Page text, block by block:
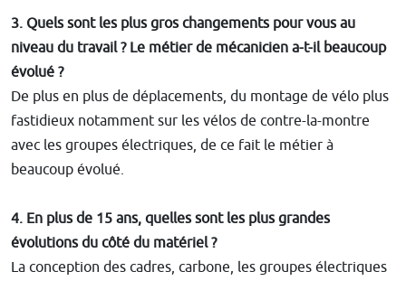
3. Quels sont les plus gros changements pour vous au
niveau du travail ? Le métier de mécanicien a-t-il beaucoup
évolué ?
De plus en plus de déplacements, du montage de vélo plus
fastidieux notamment sur les vélos de contre-la-montre
avec les groupes électriques, de ce fait le métier à
beaucoup évolué.
4. En plus de 15 ans, quelles sont les plus grandes
évolutions du côté du matériel ?
La conception des cadres, carbone, les groupes électriques